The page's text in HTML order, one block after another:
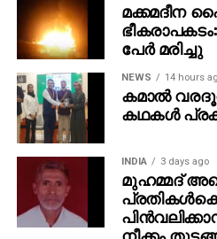
ഇപ്പോള്‍ തിരിച്ചടക്കും.
പഴയപോലെ കച്ചവടം
പോലെ സ്ഥലം വാങ്ങി വീട്
അമിതിന്റെ പ്രതികരണം.
മനോഹരമായ
മീഡിയയില്‍
മക്കമദീന
പേര്‍ മരിച്ചു
NEWS 14 hours
കമാൽ
കഥകൾ
INDIA 3 days ago
മുഹമ്മദ്
നീക്കം